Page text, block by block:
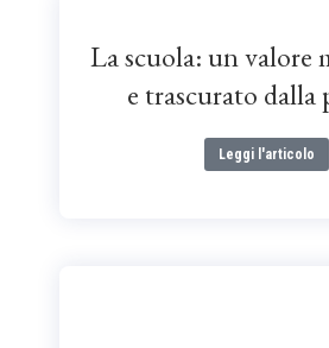
La scuola: un valore
e trascurato dalla
Leggi l'articolo